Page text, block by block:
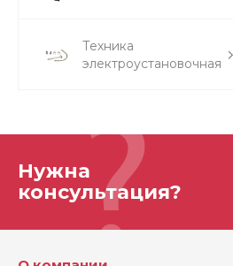
Техника
электроустановочная
Нужна
консультация?